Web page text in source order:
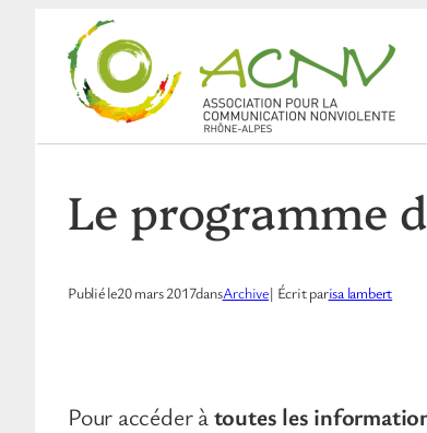
contenu
Le programme
Publié le20 mars 2017dansArchive| Écrit parisa lambert
Pour accéder àtoutes les